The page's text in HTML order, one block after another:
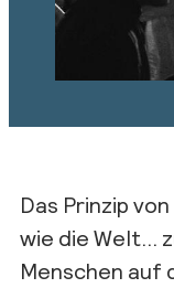
Das Prinzip von
wie die Welt…
Menschen auf